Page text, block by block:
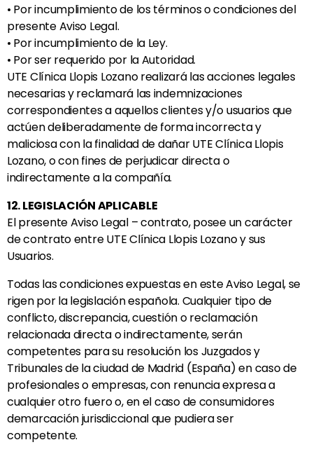
• Por incumplimiento de los términos o condiciones del
presente Aviso Legal.
• Por incumplimiento de la Ley.
• Por ser requerido por la Autoridad.
UTE Clínica Llopis Lozanorealizará las acciones legales
necesarias y reclamará las indemnizaciones
correspondientes a aquellos clientes y/o usuarios que
actúen deliberadamente de forma incorrecta y
maliciosa con la finalidad de dañar UTEClínica Llopis
Lozano, o con fines de perjudicar directa o
indirectamente a la compañía.
12. LEGISLACIÓN APLICABLE
El presente Aviso Legal – contrato, posee un carácter
de contrato entre UTEClínica Llopis Lozanoy sus
Usuarios.
Todas las condiciones expuestas en este Aviso Legal, se
rigen por la legislación española. Cualquier tipo de
conflicto, discrepancia, cuestión o reclamación
relacionada directa o indirectamente, serán
competentes para su resolución los Juzgados y
Tribunales de la ciudad de Madrid (España) en caso de
profesionales o empresas, con renuncia expresa a
cualquier otro fuero o, en el caso de consumidores
demarcación jurisdiccional que pudiera ser
competente.